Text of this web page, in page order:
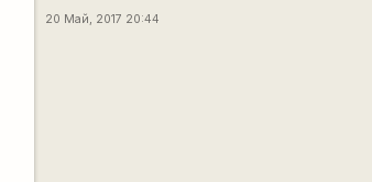
20 Май, 2017 20:44